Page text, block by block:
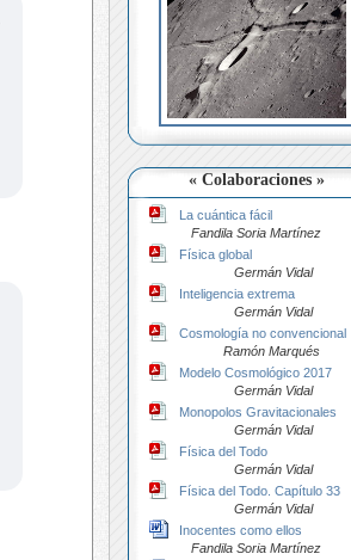
« Colaboraciones »
La cuántica fácil
Fandila Soria Martínez
Física global
Germán Vidal
Inteligencia extrema
Germán Vidal
Cosmología no convencional
Ramón Marqués
Modelo Cosmológico 2017
Germán Vidal
Monopolos Gravitacionales
Germán Vidal
Física del Todo
Germán Vidal
Física del Todo. Capítulo 33
Germán Vidal
Inocentes como ellos
Fandila Soria Martínez